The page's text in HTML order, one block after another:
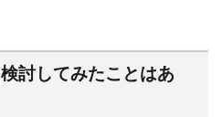
討してみたことはあ